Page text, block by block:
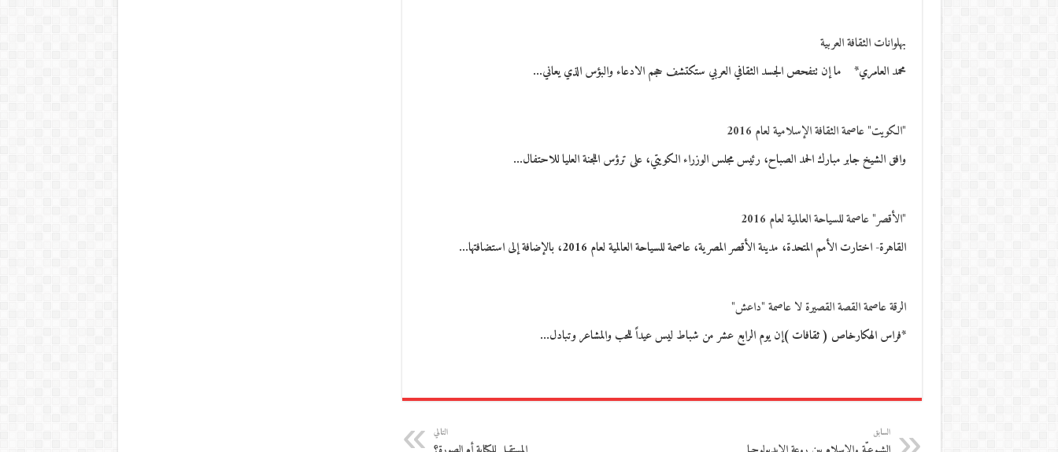
بهلوانات الثقافة العربية
محمد العامري* ما إن تتفحص الجسد الثقافي العربي ستكتشف حجم الادعاء والبؤس الذي يعاني…
"الكويت" عاصمة الثقافة الإسلامية لعام 2016
وافق الشيخ جابر مبارك الحمد الصباح، رئيس مجلس الوزراء الكويتي، على ترؤس اللجنة العليا للاحتفال…
"الأقصر" عاصمة للسياحة العالمية لعام 2016
القاهرة- اختارت الأمم المتحدة، مدينة الأقصر المصرية، عاصمة للسياحة العالمية لعام 2016، بالإضافة إلى استضافتها…
الرقة عاصمة القصة القصيرة لا عاصمة "داعش"
*فراس الهكارخاص ( ثقافات )إن يوم الرابع عشر من شباط ليس عيداً للحب والمشاعر وتبادل…
السابق التالي